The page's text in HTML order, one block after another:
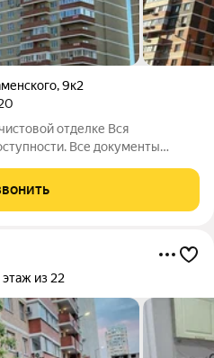
,9к2
отделке Вся
Все документы
этаж из 22